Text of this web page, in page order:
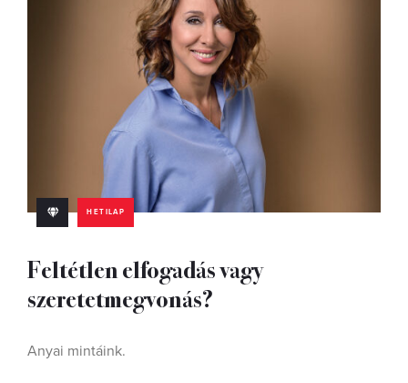
HETILAP
Feltétlen elfogadás vagy
szeretetmegvonás?
Anyai mintáink.